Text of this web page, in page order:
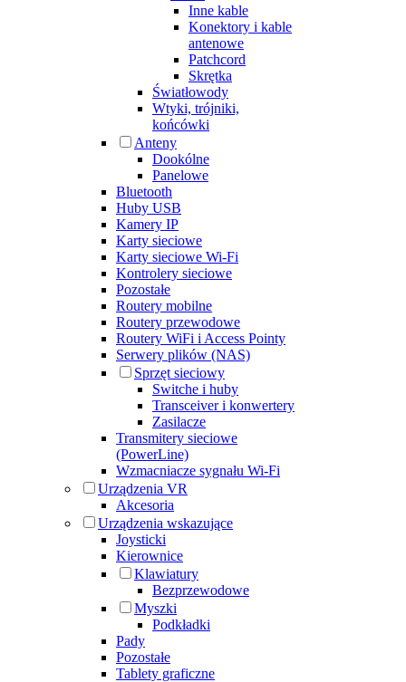
Inne kable
Konektory i kable
antenowe
Patchcord
Skrętka
Światłowody
Wtyki, trójniki,
końcówki
Anteny
Dookólne
Panelowe
Bluetooth
Huby USB
Kamery IP
Karty sieciowe
Karty sieciowe Wi-Fi
Kontrolery sieciowe
Pozostałe
Routery mobilne
Routery przewodowe
Routery WiFi i Access Pointy
Serwery plików (NAS)
Sprzęt sieciowy
Switche i huby
Transceiver i konwertery
Zasilacze
Transmitery sieciowe
(PowerLine)
Wzmacniacze sygnału Wi-Fi
Urządzenia VR
Akcesoria
Urządzenia wskazujące
Joysticki
Kierownice
Klawiatury
Bezprzewodowe
Myszki
Podkładki
Pady
Pozostałe
Tablety graficzne